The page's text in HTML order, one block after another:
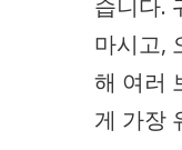
습니다.
마시고,
해 여러
게 가장